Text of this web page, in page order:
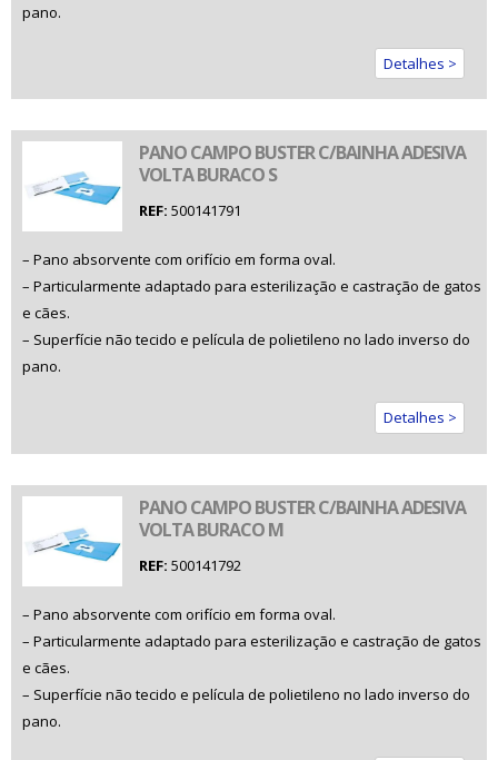
pano.
Detalhes >
PANO CAMPO BUSTER C/BAINHA ADESIVA
VOLTA BURACO S
REF: 500141791
– Pano absorvente com orifício em forma oval.
– Particularmente adaptado para esterilização e castração de gatos
e cães.
– Superfície não tecido e película de polietileno no lado inverso do
pano.
Detalhes >
PANO CAMPO BUSTER C/BAINHA ADESIVA
VOLTA BURACO M
REF: 500141792
– Pano absorvente com orifício em forma oval.
– Particularmente adaptado para esterilização e castração de gatos
e cães.
– Superfície não tecido e película de polietileno no lado inverso do
pano.